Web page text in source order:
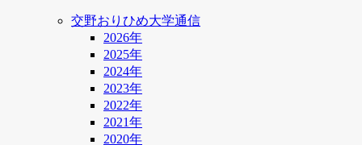
交野おりひめ大学通信
2026年
2025年
2024年
2023年
2022年
2021年
2020年